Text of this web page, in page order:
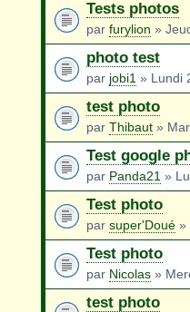
Tests photos
par furylion »
photo test
par jobi1 » Lundi
test photo
par Thibaut »
Test google
par Panda21 »
Test photo
par super'Doué »
Test photo
par Nicolas »
test photo